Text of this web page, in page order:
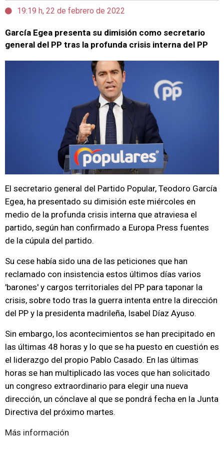
19:19 h, 22 de febrero de 2022
García Egea presenta su dimisión como secretario
general del PP tras la profunda crisis interna del PP
El secretario general del Partido Popular, Teodoro García
Egea, ha presentado su dimisión este miércoles en
medio de la profunda crisis interna que atraviesa el
partido, según han confirmado a Europa Press fuentes
de la cúpula del partido.
Su cese había sido una de las peticiones que han
reclamado con insistencia estos últimos días varios
'barones' y cargos territoriales del PP para taponar la
crisis, sobre todo tras la guerra intenta entre la dirección
del PP y la presidenta madrileña, Isabel Díaz Ayuso.
Sin embargo, los acontecimientos se han precipitado en
las últimas 48 horas y lo que se ha puesto en cuestión es
el liderazgo del propio Pablo Casado. En las últimas
horas se han multiplicado las voces que han solicitado
un congreso extraordinario para elegir una nueva
dirección, un cónclave al que se pondrá fecha en la Junta
Directiva del próximo martes.
Más información